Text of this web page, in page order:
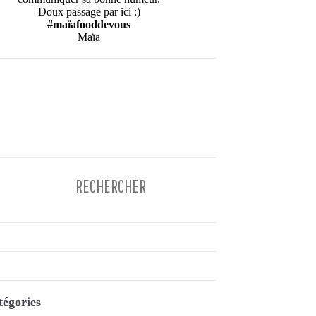
Doux passage par ici :)
#maïafooddevous
Maïa